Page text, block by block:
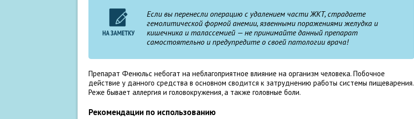
Если вы перенесли операцию с удалением части ЖКТ, страдаете
гемолитической формой анемии, язвенными поражениями желудка и
кишечника и талассемией — не принимайте данный препарат
самостоятельно и предупредите о своей патологии врача!
Препарат Фенюльс небогат на неблагоприятное влияние на организм человека. Побочное
действие у данного средства в основном сводится к затруднению работы системы пищеварения.
Реже бывает аллергия и головокружения, а также головные боли.
Рекомендации по использованию